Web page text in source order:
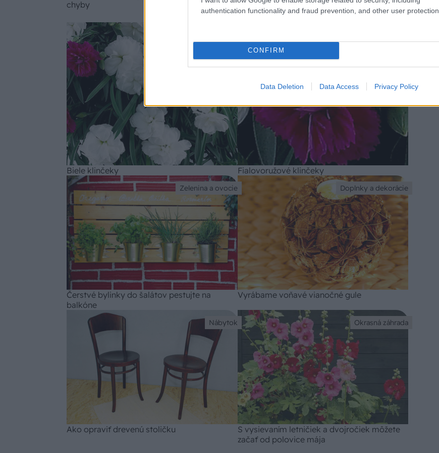
authentication functionality and fraud prevention, and other user protection.
CONFIRM
Data Deletion Data Access Privacy Policy
chyby
neprísť o tisíce eur
Biele klinčeky Fialovoružové klinčeky
Zelenina a ovocie
Čerstvé bylinky do šalátov pestujte na
balkóne
Doplnky a dekorácie
Vyrábame voňavé vianočné gule
Nábytok
Ako opraviť drevenú stoličku
Okrasná záhrada
S vysievaním letničiek a dvojročiek môžete
začať od polovice mája